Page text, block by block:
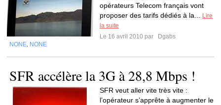
opérateurs Telecom français vont
proposer des tarifs dédiés à la...
Lire
la suite
Le 16 avril 2010 par
Dgabs
NONE NONE
SFR accélère la 3G à 28,8 Mbps !
SFR veut aller vite très vite :
l’opérateur s’apprête à augmenter le